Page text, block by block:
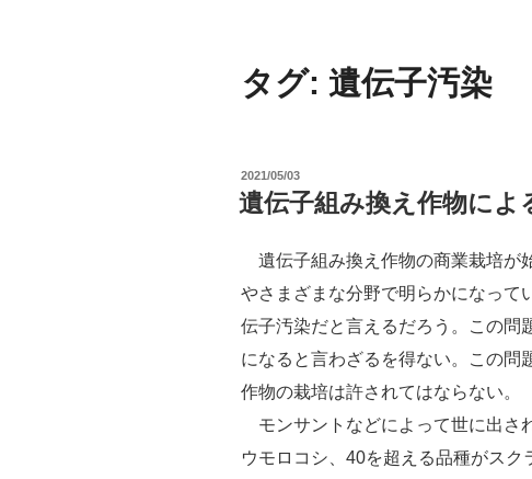
タグ: 遺伝子汚染
投
稿
日:
2021/05/03
遺伝子組み換え作物によ
遺伝子組み換え作物の商業栽培が
やさまざまな分野で明らかになって
伝子汚染だと言えるだろう。この問
になると言わざるを得ない。この問
作物の栽培は許されてはならない。
モンサントなどによって世に出さ
ウモロコシ、40を超える品種がス